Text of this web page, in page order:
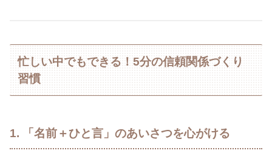
忙しい中でもできる！5分の信頼関係づくり
習慣
1. 「名前＋ひと言」のあいさつを心がける